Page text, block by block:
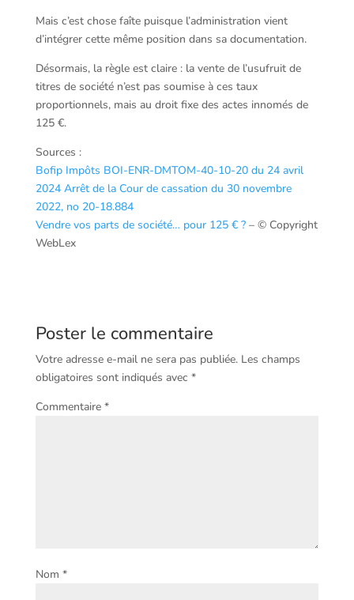
Mais c’est chose faîte puisque l’administration vient
d’intégrer cette même position dans sa documentation.
Désormais, la règle est claire : la vente de l’usufruit de
titres de société n’est pas soumise à ces taux
proportionnels, mais au droit fixe des actes innomés de
125 €.
Sources :
Bofip Impôts BOI-ENR-DMTOM-40-10-20 du 24 avril
2024 Arrêt de la Cour de cassation du 30 novembre
2022, no 20-18.884
Vendre vos parts de société… pour 125 € ?– © Copyright
WebLex
Poster le commentaire
Votre adresse e-mail ne sera pas publiée. Les champs
obligatoires sont indiqués avec *
Commentaire *
Nom *